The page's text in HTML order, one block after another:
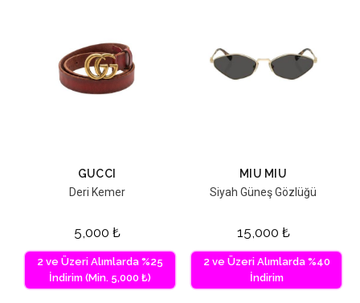
GUCCI
Deri Kemer
5,000 ₺
2 ve Üzeri Alımlarda %25
İndirim (Min. 5,000 ₺)
MIU MIU
Siyah Güneş Gözlüğü
15,000 ₺
2 ve Üzeri Alımlarda %40
İndirim